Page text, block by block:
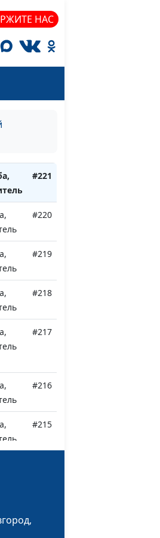
НАС
#225
#223
#221
#220
#219
#218
#217
#216
#215